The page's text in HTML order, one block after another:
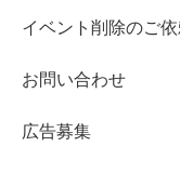
イベント削除のご
お問い合わせ
広告募集